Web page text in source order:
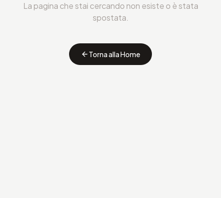
La pagina che stai cercando non esiste o è stata
spostata.
Torna alla Home